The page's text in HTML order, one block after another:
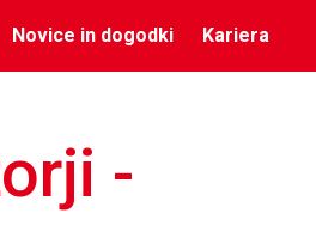
Novice in dogodki Kariera
-